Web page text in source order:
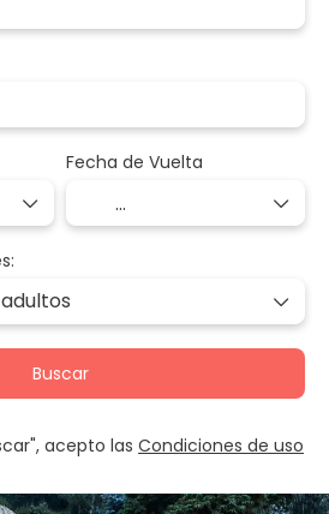
Fecha de Vuelta
Buscar
acepto las Condiciones de uso